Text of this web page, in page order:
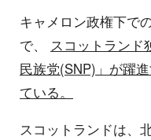
キャメロン政権下で
で、 スコットランド
民族党(SNP)」が躍
ている。
スコットランドは、